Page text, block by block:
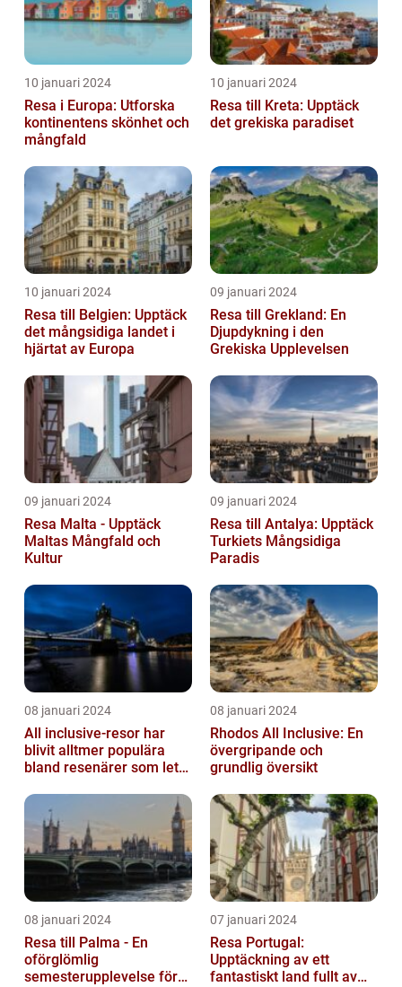
10 januari 2024
Resa i Europa: Utforska
kontinentens skönhet och
mångfald
10 januari 2024
Resa till Kreta: Upptäck
det grekiska paradiset
10 januari 2024
Resa till Belgien: Upptäck
det mångsidiga landet i
hjärtat av Europa
09 januari 2024
Resa till Grekland: En
Djupdykning i den
Grekiska Upplevelsen
09 januari 2024
Resa Malta - Upptäck
Maltas Mångfald och
Kultur
09 januari 2024
Resa till Antalya: Upptäck
Turkiets Mångsidiga
Paradis
08 januari 2024
All inclusive-resor har
blivit alltmer populära
bland resenärer som letar
omtä...
08 januari 2024
Rhodos All Inclusive: En
övergripande och
grundlig översikt
08 januari 2024
Resa till Palma - En
oförglömlig
semesterupplevelse för
07 januari 2024
Resa Portugal:
Upptäckning av ett
fantastiskt land fullt av